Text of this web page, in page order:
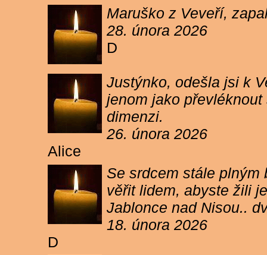
Maruško z Veveří,
28. února 2026
D
Justýnko, odešla jsi k
jenom jako
dimenzi.
26. února 2026
Alice
Se srdcem stále
věřit lidem, abyste žili
Jablonce nad Nisou..
18. února 2026
D